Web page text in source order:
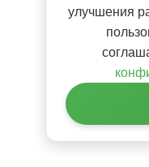
улучшения